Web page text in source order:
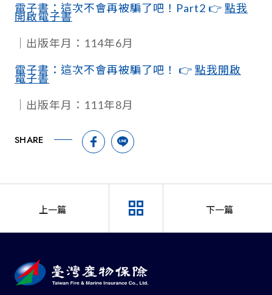
SHARE facebook圖示
line圖示
電子書：這次不會再被騙了吧！Part2 👉 點我
開啟電子書
｜出版年月：114年6月
電子書：這次不會再被騙了吧！ 👉 點我開啟
電子書
｜出版年月：111年8月
上一篇 反詐騙宣導影片返回新聞列表頁 下一篇